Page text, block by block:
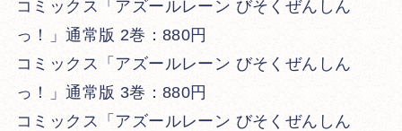
コミックス「アズールレーン びそくぜんしん
っ！」通常版 2巻：880円
コミックス「アズールレーン びそくぜんしん
っ！」通常版 3巻：880円
コミックス「アズールレーン びそくぜんしん